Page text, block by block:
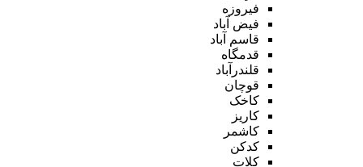
فیروزه
فیض آباد
قاسم آباد
قدمگاه
قلندرآباد
قوچان
کاخک
کاریز
کاشمر
کدکن
کلات